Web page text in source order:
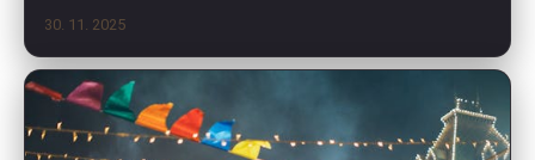
30. 11. 2025